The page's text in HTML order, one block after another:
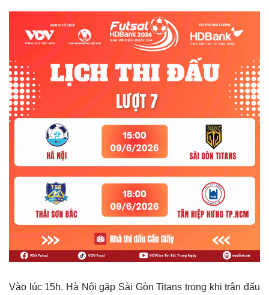
Vào lúc 15h. Hà Nội gặp Sài Gòn Titans trong khi trận đấu